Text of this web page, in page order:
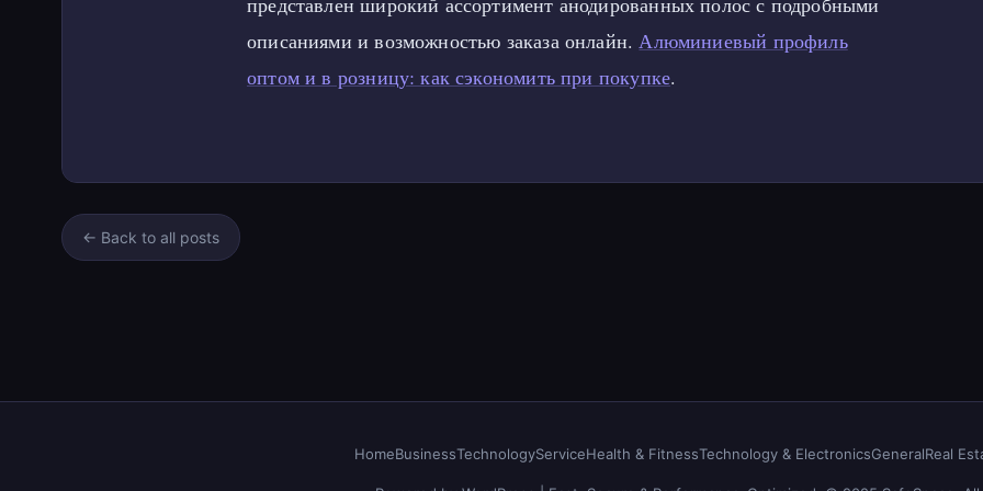
описаниями и возможностью заказа онлайн.Алюминиевый профиль
оптом и в розницу: как сэкономить при покупке.
← Back to all posts
HomeBusinessTechnologyServiceHealth & FitnessTechnology & ElectronicsGeneralReal